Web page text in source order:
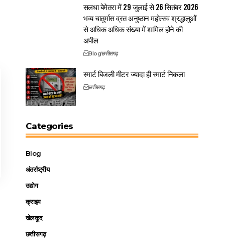
सलधा बेमेतरा में 29 जुलाई से 26 सितंबर 2026
भव्य चातुर्मास व्रत अनुष्ठान महोत्सव श्रद्धालुओं
से अधिक अधिक संख्या में शामिल होने की
अपील
Blogछत्तीसगढ़
स्मार्ट बिजली मीटर ज्यादा ही स्मार्ट निकला
छत्तीसगढ़
Categories
Blog
अंतर्राष्ट्रीय
उद्योग
क्राइम
खेलकूद
छत्तीसगढ़